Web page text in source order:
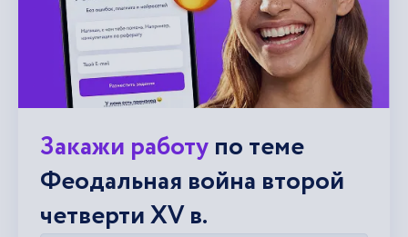
Закажи работупо теме
Феодальная война второй
четверти XV в.